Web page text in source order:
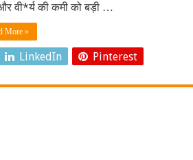
वी*र्य की कमी को बड़ी …
More »
LinkedIn Pinterest